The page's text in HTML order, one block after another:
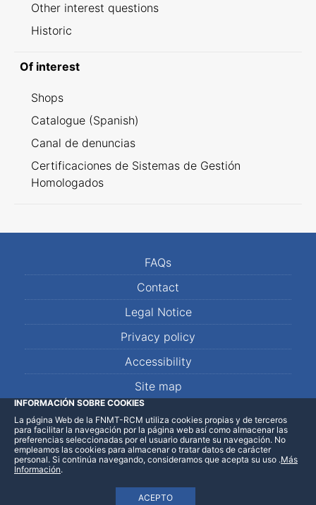
Other interest questions
Historic
Of interest
Shops
Catalogue (Spanish)
Canal de denuncias
Certificaciones de Sistemas de Gestión
Homologados
FAQs
Contact
Legal Notice
Privacy policy
Accessibility
Site map
LinkedInFacebookWhatsApp
INFORMACIÓN SOBRE COOKIES
La página Web de la FNMT-RCM utiliza cookies propias y de terceros
para facilitar la navegación por la página web así como almacenar las
preferencias seleccionadas por el usuario durante su navegación. No
empleamos las cookies para almacenar o tratar datos de carácter
personal. Si continúa navegando, consideramos que acepta su uso
ACEPTO
.Más
Información.